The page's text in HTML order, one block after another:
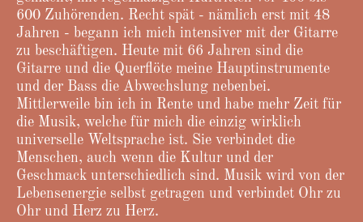
600 Zuhörenden. Recht spät - nämlich erst mit 48
Jahren - begann ich mich intensiver mit der Gitarre
zu beschäftigen. Heute mit 66 Jahren sind die
Gitarre und die Querflöte meine Hauptinstrumente
und der Bass die Abwechslung nebenbei.
Mittlerweile bin ich in Rente und habe mehr Zeit für
die Musik, welche für mich die einzig wirklich
universelle Weltsprache ist. Sie verbindet die
Menschen, auch wenn die Kultur und der
Geschmack unterschiedlich sind. Musik wird von der
Lebensenergie selbst getragen und verbindet Ohr zu
Ohr und Herz zu Herz.